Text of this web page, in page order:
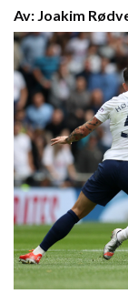
Av: Joakim